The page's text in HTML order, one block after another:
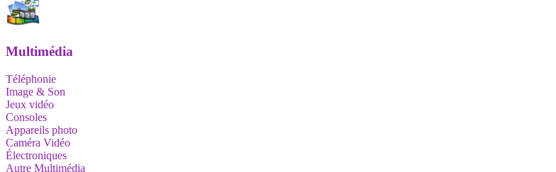
Multimédia
Téléphonie
Image & Son
Jeux vidéo
Consoles
Appareils photo
Caméra Vidéo
Électroniques
Autre Multimédia